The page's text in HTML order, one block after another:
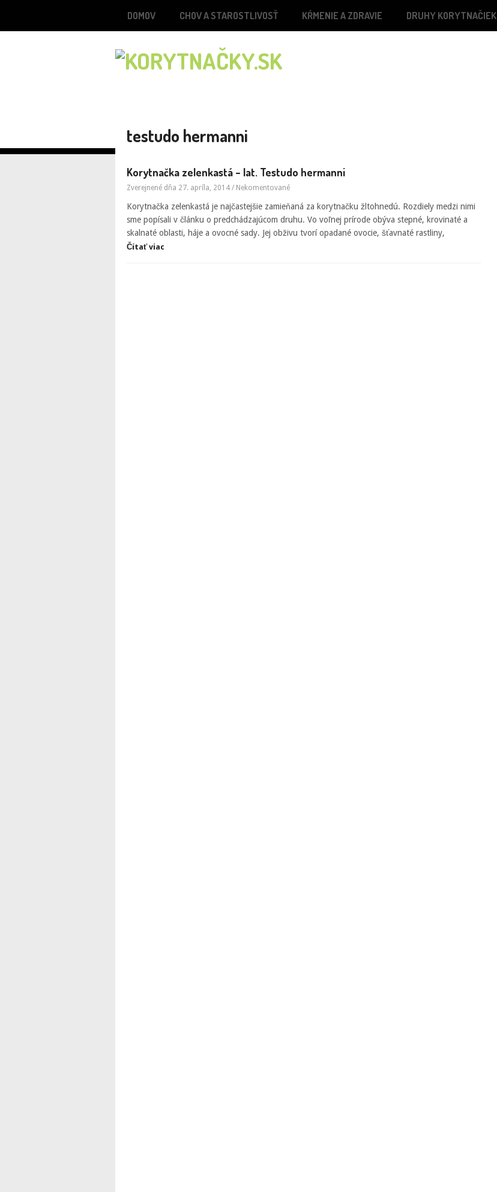
DOMOV CHOV A STAROSTLIVOSŤ KŔMENIE A ZDRAVIE DRUHY KORYTNAČIEK
testudo hermanni
Korytnačka zelenkastá – lat. Testudo hermanni
Zverejnené dňa 27. apríla, 2014 / Nekomentované
Korytnačka zelenkastá je najčastejšie zamieňaná za korytnačku žltohnedú. Rozdiely medzi nimi
sme popísali v článku o predchádzajúcom druhu. Vo voľnej prírode obýva stepné, krovinaté a
skalnaté oblasti, háje a ovocné sady. Jej obživu tvorí opadané ovocie, šťavnaté rastliny,
Čítať viac